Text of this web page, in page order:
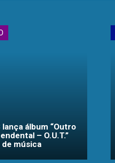
lança álbum “Outro
– O.U.T.”
música